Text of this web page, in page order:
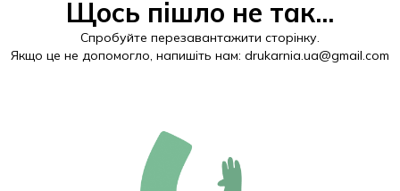
Щось пішло не так...
Спробуйте перезавантажити сторінку.
Якщо це не допомогло, напишіть нам: drukarnia.ua@gmail.com